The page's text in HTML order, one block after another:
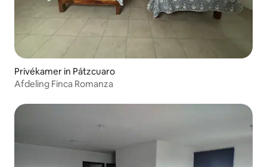
Privékamer in Pátzcuaro
Afdeling Finca Romanza